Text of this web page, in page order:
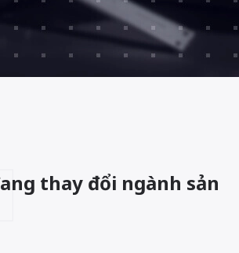
thay đổi ngành sản